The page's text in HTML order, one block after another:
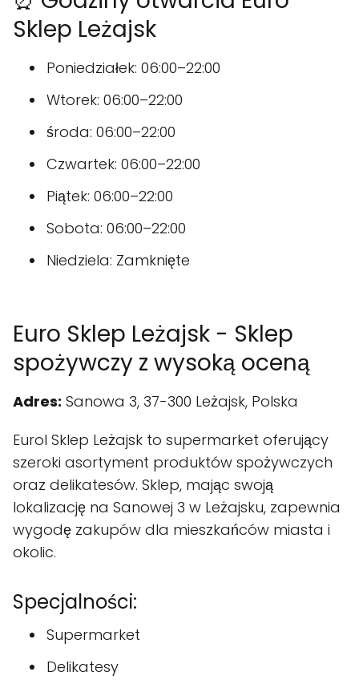
Sklep Leżajsk
Poniedziałek: 06:00–22:00
Wtorek: 06:00–22:00
środa: 06:00–22:00
Czwartek: 06:00–22:00
Piątek: 06:00–22:00
Sobota: 06:00–22:00
Niedziela: Zamknięte
Euro Sklep Leżajsk - Sklep
spożywczy z wysoką oceną
Adres: Sanowa 3, 37-300 Leżajsk, Polska
Eurol Sklep Leżajsk to supermarket oferujący
szeroki asortyment produktów spożywczych
oraz delikatesów. Sklep, mając swoją
lokalizację na Sanowej 3 w Leżajsku, zapewnia
wygodę zakupów dla mieszkańców miasta i
okolic.
Specjalności:
Supermarket
Delikatesy